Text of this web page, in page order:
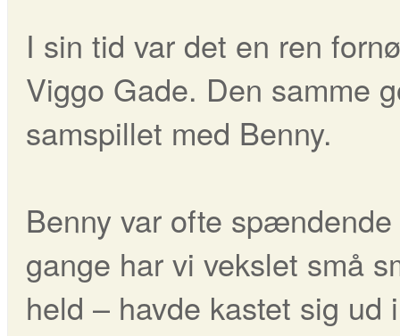
I sin tid var det en ren
Viggo Gade. Den samme
samspillet med Benny.
Benny var ofte
gange har vi vekslet små
held – havde kastet sig